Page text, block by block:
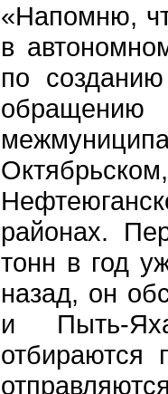
«Напомню,
в
по
районах.
тонн в год
назад, он
и Пыть-
отбираются